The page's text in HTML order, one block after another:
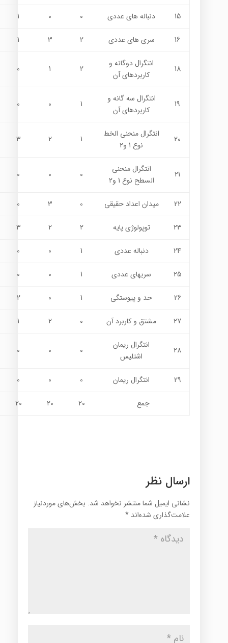
15 دنباله هاي عددي 0
0
1
16 سري هاي عددي 2
3
1
18
انتگرال دوگانه و
كاربردهاي آن
2
1
0
19
انتگرال سه گانه و
كاربردهاي آن
1
0
0
20
انتگرال منحني الخط
نوع 1 و2
1
2
3
21
انتگرال منحني
السطح نوع 1 و2
0
0
0
22 ميدان اعداد حقيقي 0
3
0
23 توپولوژی پایه 2
2
3
24 دنباله عددی 1
0
0
25 سریهای عددی 1
0
0
26 حد و پيوستگي 1
0
2
27 مشتق و کاربرد آن 0
2
1
28
انتگرال ريمان
اشتليس
0
0
0
29 انتگرال ريمان 0
0
0
جمع 20
20
20
ارسال نظر
نشانی ایمیل شما منتشر نخواهد شد. بخش‌های موردنیاز
علامت‌گذاری شده‌اند *